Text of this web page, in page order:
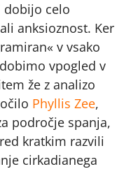
dobijo celo
anksioznost. Ker
v vsako
vpogled v
že z analizo
Phyllis Zee,
področje spanja,
kratkim razvili
cirkadianega